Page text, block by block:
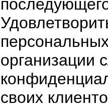
организации
своих